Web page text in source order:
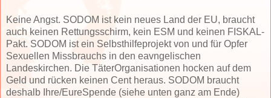
Keine Angst. SODOM ist kein neues Land der EU, braucht
auch keinen Rettungsschirm, kein ESM und keinen FISKAL-
Pakt. SODOM ist ein Selbsthilfeprojekt von und für Opfer
Sexuellen Missbrauchs in den eavngelischen
Landeskirchen. Die TäterOrganisationen hocken auf dem
Geld und rücken keinen Cent heraus. SODOM braucht
deshalb Ihre/EureSpende (siehe unten ganz am Ende)